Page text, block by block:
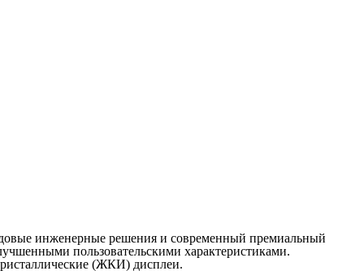
инженерные решения и современный премиальный
пользовательскими характеристиками.
(ЖКИ) дисплеи.